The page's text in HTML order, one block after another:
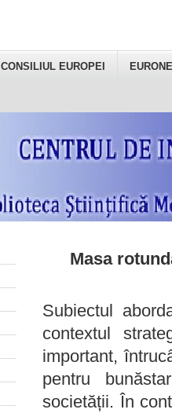
CONSILIUL EUROPEI
Masa
Subiectul
contextul
important,
pentru
societății. În